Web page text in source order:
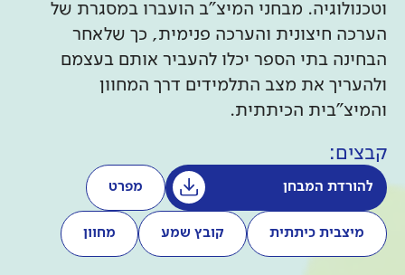
וטכנולוגיה. מבחני המיצ"ב הועברו במסגרת של
הערכה חיצונית והערכה פנימית, כך שלאחר
הבחינה בתי הספר יכלו להעביר אותם בעצמם
ולהעריך את מצב התלמידים דרך המחוון
והמיצ"בית הכיתתית.
קבצים:
להורדת המבחן מפרט
מיצבית כיתתית קובץ שמע מחוון